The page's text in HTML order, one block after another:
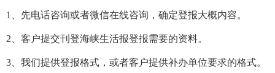
1、先电话咨询或者微信在线咨询，确定登报大概内容。
2、客户提交刊登海峡生活报登报需要的资料。
3、我们提供登报格式，或者客户提供补办单位要求的格式。